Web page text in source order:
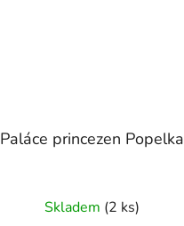
Paláce princezen Popelka
Skladem (2 ks)